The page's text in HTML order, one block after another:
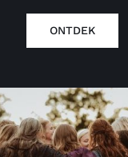
ONTDEK